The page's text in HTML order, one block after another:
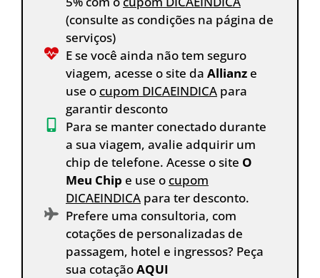
(consulte as condições na página de
serviços)
E se você ainda não tem seguro
viagem, acesse o site da Allianz e
use o cupom DICAEINDICA para
garantir desconto
Para se manter conectado durante
a sua viagem, avalie adquirir um
chip de telefone. Acesse o site O
Meu Chip e use o cupom
DICAEINDICA para ter desconto.
Prefere uma consultoria, com
cotações de personalizadas de
passagem, hotel e ingressos? Peça
sua cotaçãoAQUI